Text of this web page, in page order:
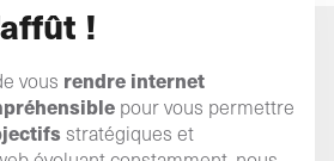
!
vous rendre internet
pour vous permettre
stratégiques et